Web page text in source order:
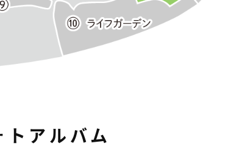
アルバム